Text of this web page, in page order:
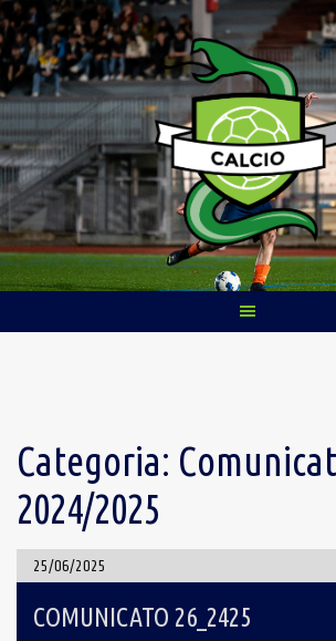
Skip
to
content
Categoria:
2024/2025
25/06/2025
COMUNICATO 26_2425